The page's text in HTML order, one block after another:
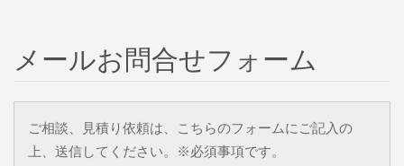
メールお問合せフォーム
ご相談、見積り依頼は、こちらのフォームにご記入の
上、送信してください。※必須事項です。